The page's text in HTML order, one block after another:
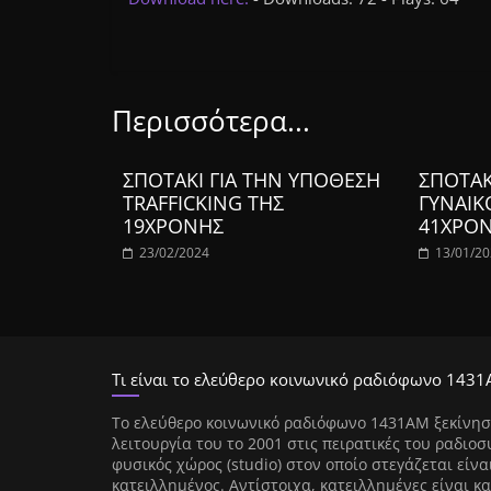
Περισσότερα...
ΣΠΟΤΑΚΙ ΓΙΑ ΤΗΝ ΥΠΟΘΕΣΗ
TRAFFICKIΝG ΤΗΣ
19ΧΡΟΝΗΣ
23/02/2024 13/01/
Τι είναι το ελεύθερο κοινωνικό ραδιόφωνο
Tο ελεύθερο κοινωνικό ραδιόφωνο 1431AM
λειτουργία του το 2001 στις πειρατικές του
φυσικός χώρος (studio) στον οποίο στεγάζεται
κατειλλημένος. Αντίστοιχα, κατειλλημένες είναι